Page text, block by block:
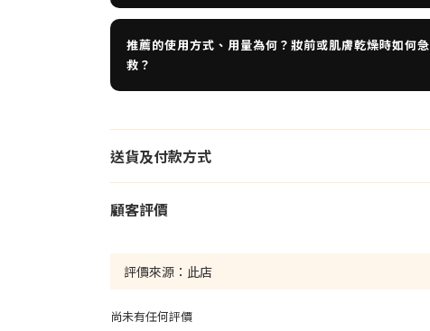
推薦的使用方式、用量為何？妝前或肌膚乾燥時如何急
救？
送貨及付款方式
顧客評價
尚未有任何評價